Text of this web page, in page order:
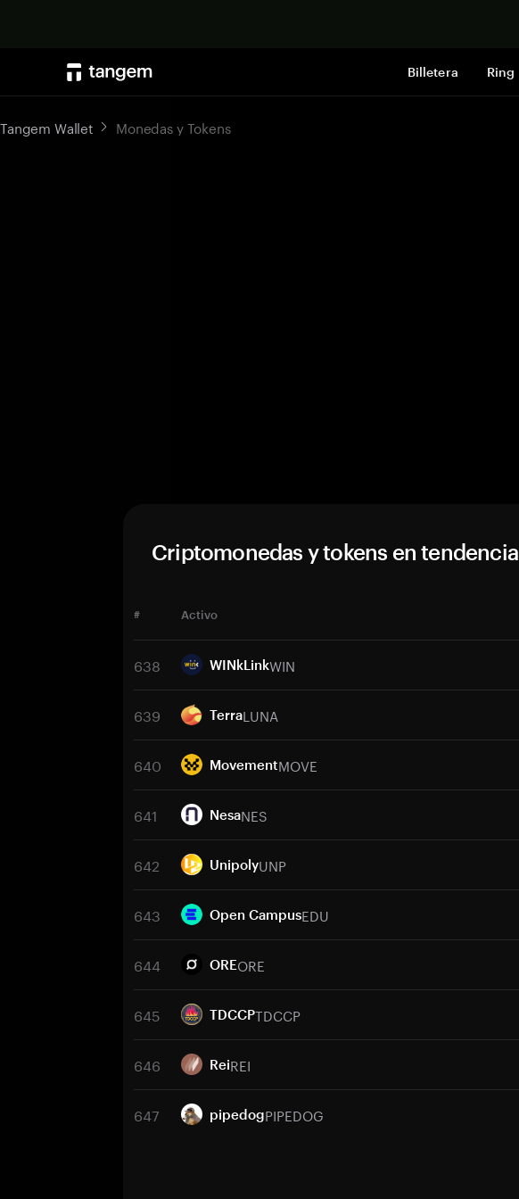
Billetera Ring
Tangem Wallet Monedas y Tokens
Criptomonedas y tokens en tendencia
# Activo
638 WINkLinkWIN
639 TerraLUNA
640 MovementMOVE
641 NesaNES
642 UnipolyUNP
643 Open CampusEDU
644 OREORE
645 TDCCPTDCCP
646 ReiREI
647 pipedogPIPEDOG